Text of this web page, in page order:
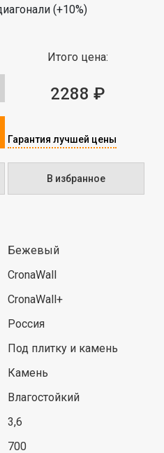
(+10%)
Итого цена:
2288 ₽
Гарантия лучшей цены
В избранное
Бежевый
CronaWall
CronaWall+
Россия
Под плитку и камень
Камень
Влагостойкий
3,6
700